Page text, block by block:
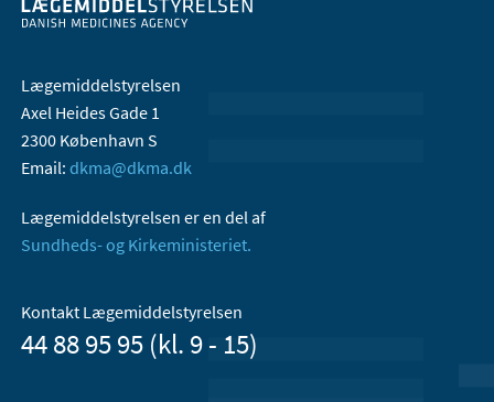
Lægemiddelstyrelsen
Axel Heides Gade 1
2300 København S
Email: dkma@dkma.dk
Lægemiddelstyrelsen er en del af
Sundheds- og Kirkeministeriet.
Kontakt Lægemiddelstyrelsen
44 88 95 95 (kl. 9 - 15)